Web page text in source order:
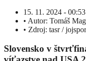
15. 11. 2024 - 00:53
• Autor: Tomáš
• Zdroj: tasr /
Slovensko v